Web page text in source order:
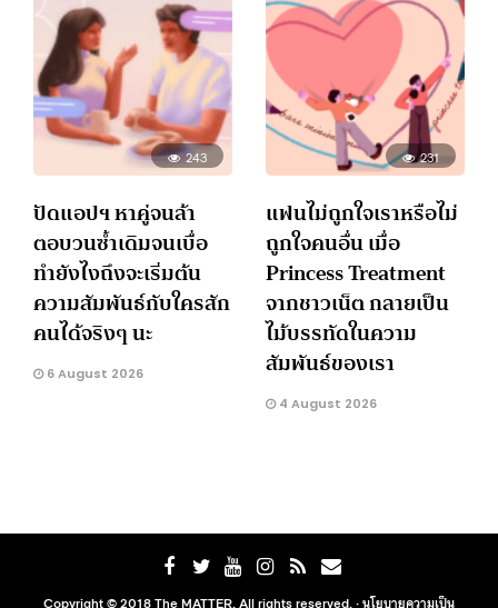
243
ปัดแอปฯ หาคู่จนล้า
ตอบวนซ้ำเดิมจนเบื่อ
ทำยังไงถึงจะเริ่มต้น
ความสัมพันธ์กับใครสัก
คนได้จริงๆ นะ
6 August 2026
231
แฟนไม่ถูกใจเราหรือไม่
ถูกใจคนอื่น เมื่อ
Princess Treatment
จากชาวเน็ต กลายเป็น
ไม้บรรทัดในความ
สัมพันธ์ของเรา
4 August 2026
Copyright © 2018 The MATTER. All rights reserved. ·นโยบายความเป็น